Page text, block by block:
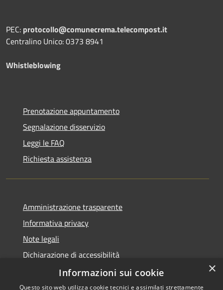
PEC: protocollo@comunecrema.telecompost.it
Centralino Unico: 0373 8941
Whistleblowing
Prenotazione appuntamento
Segnalazione disservizio
Leggi le FAQ
Richiesta assistenza
Amministrazione trasparente
Informativa privacy
Note legali
Dichiarazione di accessibilità
Piano di miglioramento dei servizi
×
Informazioni sui cookie
Questo sito web utilizza cookie tecnici e assimilati strettamente